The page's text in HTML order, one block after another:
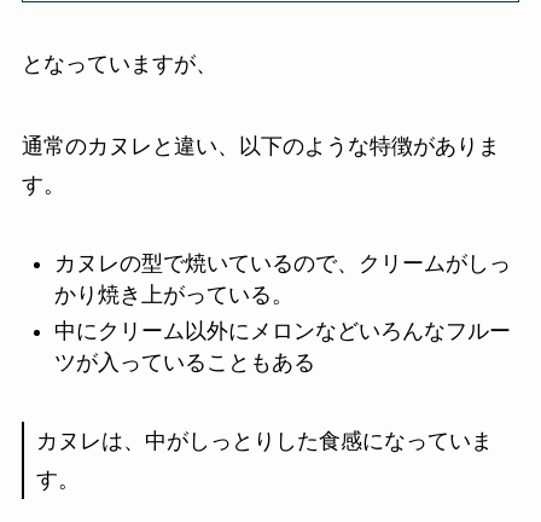
となっていますが、
通常のカヌレと違い、以下のような特徴がありま
す。
カヌレの型で焼いているので、クリームがしっ
かり焼き上がっている。
中にクリーム以外にメロンなどいろんなフルー
ツが入っていることもある
カヌレは、中がしっとりした食感になっていま
す。